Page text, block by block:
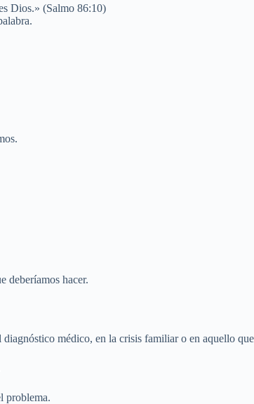
Dios.» (Salmo 86:10)
deberíamos hacer.
médico, en la crisis familiar o en aquello
problema.